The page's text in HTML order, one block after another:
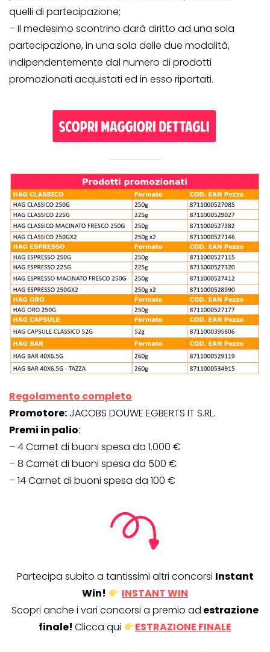
quelli di partecipazione;
– Il medesimo scontrino darà diritto ad una sola
partecipazione, in una sola delle due modalità,
indipendentemente dal numero di prodotti
promozionati acquistati ed in esso riportati.
Regolamento completo
Promotore: JACOBS DOUWE EGBERTS IT S.RL.
Premi in palio:
– 4 Carnet di buoni spesa da 1.000 €
– 8 Carnet di buoni spesa da 500 €
– 14 Carnet di buoni spesa da 100 €
Partecipa subito a tantissimi altri concorsi Instant
Win!
INSTANT WIN
Scopri anche i vari concorsi a premio ad estrazione
finale!Clicca qui ESTRAZIONE FINALE